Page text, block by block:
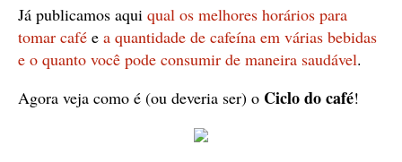
Já publicamos aqui qual os melhores horários para
tomar café e a quantidade de cafeína em várias bebidas
e o quanto você pode consumir de maneira saudável.
Agora veja como é (ou deveria ser) o Ciclo do café!